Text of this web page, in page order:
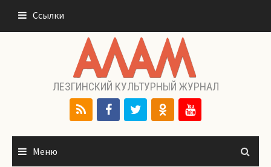
содержимому
Ссылки
ЛЕЗГИНСКИЙ КУЛЬТУРНЫЙ ЖУРНАЛ
Меню